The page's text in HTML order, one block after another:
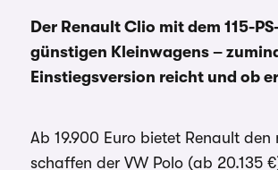
Der Renault Clio mit dem 115-
günstigen Kleinwagens –
Einstiegsversion reicht und ob
Ab 19.900 Euro bietet Renault den
schaffen der VW Polo (ab 20.135